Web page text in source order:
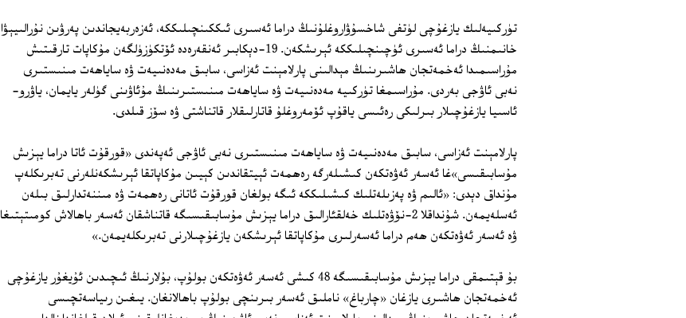
تۈركىيەلىك يازغۇچى لۈتفى شاخسۇۋاروغلۇنىڭ دراما ئەسىرى ئىككىنچىلىككە، ئەزەربەيجاندىن پەرۋىن نۇرالىيېۋا
خانىمنىڭ دراما ئەسىرى ئۈچىنچىلىككە ئېرىشكەن. 19-دېكابىر ئەنقەرەدە ئۆتكۈزۈلگەن مۇكاپات تارقىتىش
مۇراسىمىدا ئەخمەتجان ھاشىرىنىڭ مېدالىنى پارلامېنت ئەزاسى، سابىق مەدەنىيەت ۋە ساياھەت مىنىستىرى
نەبى ئاۋجى بەردى. مۇراسىمغا تۈركىيە مەدەنىيەت ۋە ساياھەت مىنىستىرىنىڭ مۇئاۋىنى گۈلەر يايمان، ياۋرو-
ئاسىيا يازغۇچىلار بىرلىكى رەئىسى ياقۇپ ئۆمەروغلۇ قاتارلىقلار قاتناشتى ۋە سۆز قىلدى.
پارلامېنت ئەزاسى، سابىق مەدەنىيەت ۋە ساياھەت مىنىستىرى نەبى ئاۋجى ئەپەندى «قورقۇت ئاتا دراما يېزىش
مۇسابىقىسى»غا ئەسەر ئەۋەتكەن كىشىلەرگە رەھمەت ئېيتقاندىن كېيىن مۇكاپاتقا ئېرىشكەنلەرنى تەبرىكلەپ
مۇنداق دېدى: «ئالىم ۋە پەزىلەتلىك كىشىلىككە ئىگە بولغان قورقۇت ئاتانى رەھمەت ۋە مىننەتدارلىق بىلەن
ئەسلەيمەن. شۇنداقلا 2-نۆۋەتلىك خەلقئارالىق دراما يېزىش مۇسابىقىسىگە قاتناشقان ئەسەر باھالاش كومىتېتىغا
ۋە ئەسەر ئەۋەتكەن ھەم دراما ئەسەرلىرى مۇكاپاتقا ئېرىشكەن يازغۇچىلارنى تەبرىكلەيمەن.»
بۇ قېتىمقى دراما يېزىش مۇسابىقىسىگە 48 كىشى ئەسەر ئەۋەتكەن بولۇپ، بۇلارنىڭ ئىچىدىن ئۇيغۇر يازغۇچى
ئەخمەتجان ھاشىرى يازغان «چارباغ» ناملىق ئەسەر بىرىنچى بولۇپ باھالانغان. يىغىن رىياسەتچىسى